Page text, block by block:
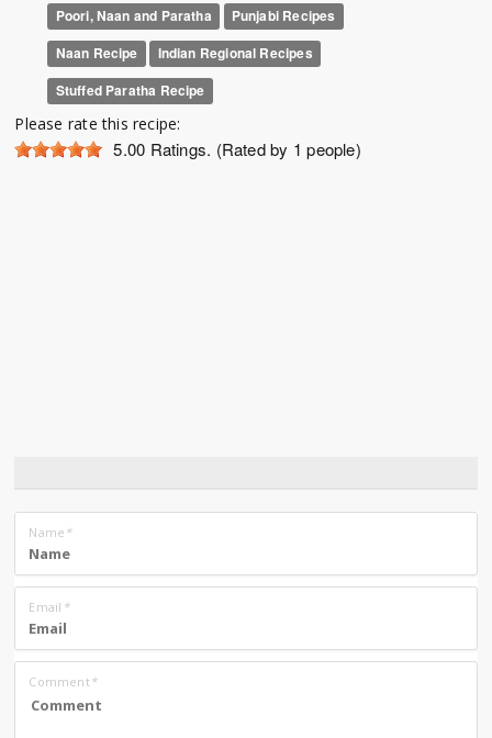
Poori, Naan and Paratha
Punjabi Recipes
Naan Recipe
Indian Regional Recipes
Stuffed Paratha Recipe
Please rate this recipe:
5.00 Ratings. (Rated by 1 people)
Name *
Email *
Comment*